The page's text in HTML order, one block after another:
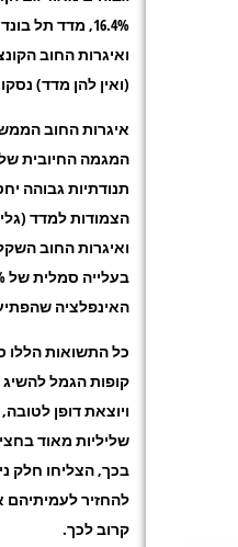
ואיגרות החוב
(ואין להן מדד) נסקו
איגרות החוב
תנודתיות גבוהה
ואיגרות החוב
האינפלציה
כל התשואות הללו
קופות הגמל
ויוצאת דופן
בכך, הצליחו חלק
קרוב לכך.